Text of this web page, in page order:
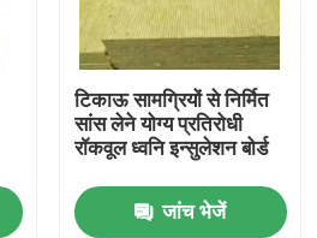
टिकाऊ सामग्रियों से निर्मित
सांस लेने योग्य प्रतिरोधी
रॉकवूल ध्वनि इन्सुलेशन बोर्ड
जांच भेजें